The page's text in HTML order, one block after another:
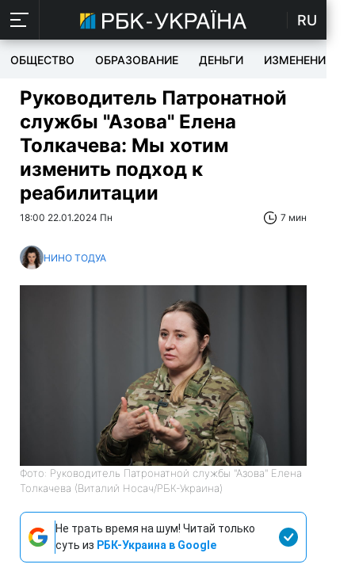
RU
ОБЩЕСТВО ОБРАЗОВАНИЕ ДЕНЬГИ ИЗМЕНЕНИЯ
Руководитель Патронатной
службы "Азова" Елена
Толкачева: Мы хотим
изменить подход к
реабилитации
18:00 22.01.2024 Пн 7 мин
НИНО ТОДУА
Фото: Руководитель Патронатной службы "Азова" Елена
Толкачева (Виталий Носач/РБК-Украина)
Не трать время на шум! Читай только
суть из РБК-Украина в Google